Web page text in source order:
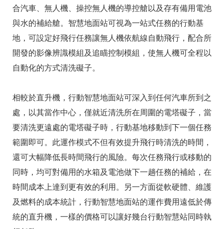
合汽車、無人機、操控無人機的導控艙以及存有備用電池
與水的補給艙。智慧地面站可視為一站式任務的行動基
地，可設定好飛行任務讓無人機依航線自動飛行，配合所
開發的影像辨識模組及追瞄控制模組，使無人機可全程以
自動化的方式清洗礙子。
相較於直升機，行動智慧地面站可深入到任何汽車所到之
處，以其當作中心，僅就近清洗所在周圍的電塔礙子，當
要清洗更遠處的電塔礙子時，行動基地移動到下一個任務
範圍即可。此運作模式不但有效提升飛行時清洗的時間，
還可大幅降低長時間飛行的風險。每次任務飛行或移動的
同時，均可對備用的水箱及電池做下一趟任務的補給，在
時間成本上達到更有效的利用。另一方面從軟硬體、維護
及燃料的成本統計，行動智慧地面站的運作費用遠低於傳
統的直升機，一樣的價格可以讓好幾台行動智慧站同時執